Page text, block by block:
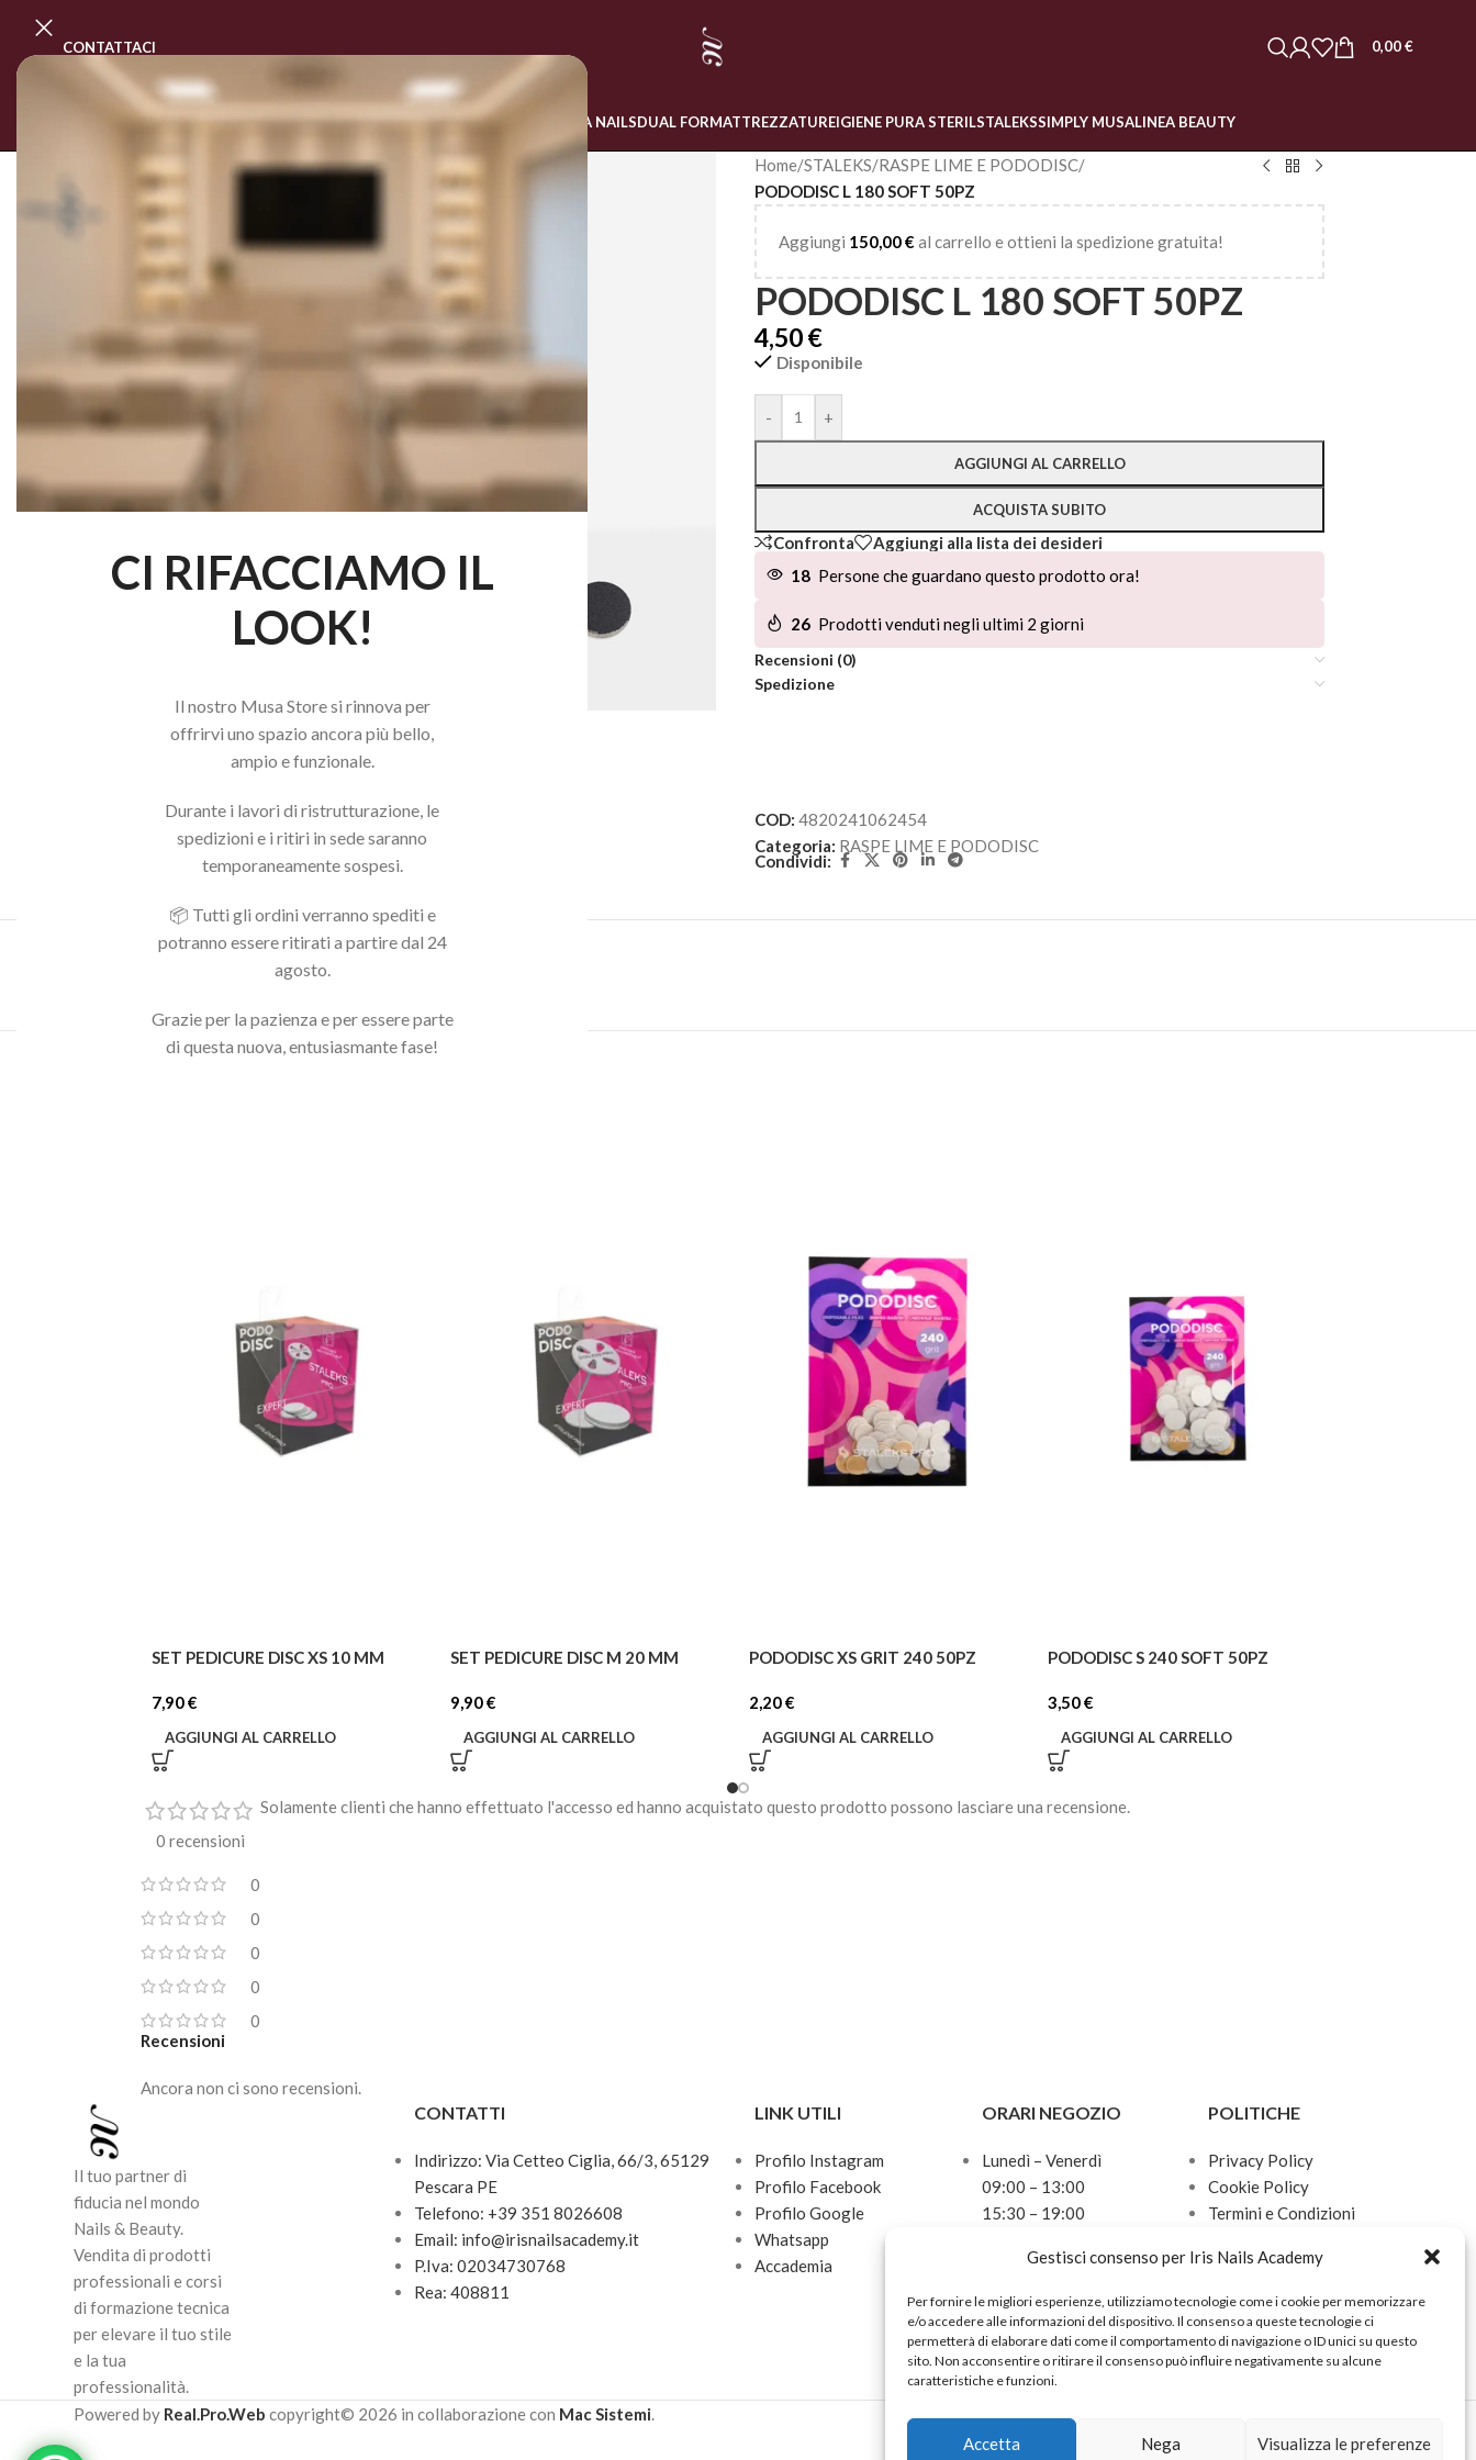
CI RIFACCIAMO IL
LOOK!
Il nostro Musa Store si rinnova per
offrirvi uno spazio ancora più bello,
ampio e funzionale.
Durante i lavori di ristrutturazione, le
spedizioni e i ritiri in sede saranno
temporaneamente sospesi.
📦 Tutti gli ordini verranno spediti e
potranno essere ritirati a partire dal 24
agosto.
Grazie per la pazienza e per essere parte
di questa nuova, entusiasmante fase!
Gestisci consenso per Iris Nails Academy
Per fornire le migliori esperienze, utilizziamo tecnologie come i cookie per memorizzare
e/o accedere alle informazioni del dispositivo. Il consenso a queste tecnologie ci
permetterà di elaborare dati come il comportamento di navigazione o ID unici su questo
sito. Non acconsentire o ritirare il consenso può influire negativamente su alcune
caratteristiche e funzioni.
Accetta Nega Visualizza le preferenze
CONTATTACI 0,00€
PROGRAMMA MASTER CLASSCORSI ONLINE LINEA NAILSDUAL FORMATTREZZATUREIGIENE PURA STERILSTALEKSSIMPLY MUSALINEA BEAUTY
Home/STALEKS/RASPE LIME E PODODISC/
PODODISC L 180 SOFT 50PZ
Aggiungi 150,00€ al carrello e ottieni la spedizione gratuita!
PODODISC L 180 SOFT 50PZ
4,50€
Disponibile
- +
AGGIUNGI AL CARRELLO
ACQUISTA SUBITO
Alternative:
Confronta
Aggiungi alla lista dei desideri
18 Persone che guardano questo prodotto ora!
26 Prodotti venduti negli ultimi 2 giorni
Recensioni (0)
Spedizione
COD: 4820241062454
Categoria: RASPE LIME E PODODISC
Condividi:
Acquista il pacchetto e risparmia
SET PEDICURE DISC XS 10 MM
7,90€
AGGIUNGI AL CARRELLO
SET PEDICURE DISC M 20 MM
9,90€
AGGIUNGI AL CARRELLO
PODODISC XS GRIT 240 50PZ
2,20€
AGGIUNGI AL CARRELLO
PODODISC S 240 SOFT 50PZ
3,50€
AGGIUNGI AL CARRELLO
0 recensioni
0
0
0
0
0
Recensioni
Ancora non ci sono recensioni.
Solamente clienti che hanno effettuato l'accesso ed hanno acquistato questo prodotto possono lasciare una recensione.
Il tuo partner di
fiducia nel mondo
Nails & Beauty.
Vendita di prodotti
professionali e corsi
di formazione tecnica
per elevare il tuo stile
e la tua
professionalità.
CONTATTI
Indirizzo: Via Cetteo Ciglia, 66/3, 65129
Pescara PE
Telefono: +39 351 8026608
Email: info@irisnailsacademy.it
P.Iva: 02034730768
Rea: 408811
LINK UTILI
Profilo Instagram
Profilo Facebook
Profilo Google
Whatsapp
Accademia
ORARI NEGOZIO
Lunedì – Venerdì
09:00 – 13:00
15:30 – 19:00
10:00 – 13:00
Domenica
Chiuso
POLITICHE
Privacy Policy
Cookie Policy
Termini e Condizioni
Powered by Real.Pro.Web copyright© 2026 in collaborazione con Mac Sistemi.